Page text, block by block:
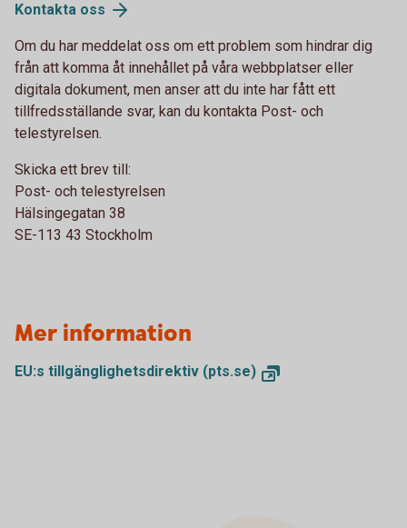
Kontakta oss
Om du har meddelat oss om ett problem som hindrar dig
från att komma åt innehållet på våra webbplatser eller
digitala dokument, men anser att du inte har fått ett
tillfredsställande svar, kan du kontakta Post- och
telestyrelsen.
Skicka ett brev till:
Post- och telestyrelsen
Hälsingegatan 38
SE-113 43 Stockholm
Mer information
EU:s tillgänglighetsdirektiv (pts.se)